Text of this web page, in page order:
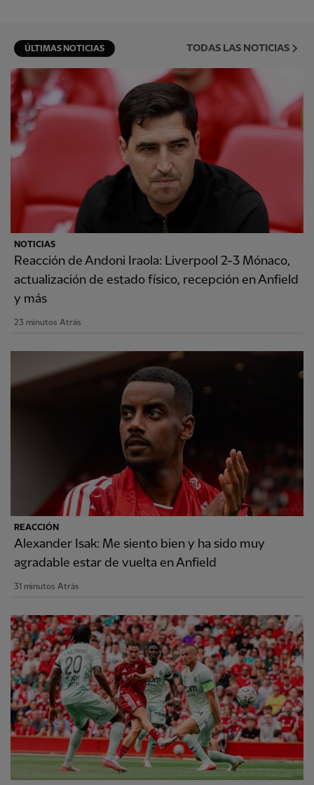
ÚLTIMAS NOTICIAS TODAS LAS NOTICIAS
NOTICIAS
Reacción de Andoni Iraola: Liverpool 2-3 Mónaco,
actualización de estado físico, recepción en Anfield
y más
23 minutos Atrás
REACCIÓN
Alexander Isak: Me siento bien y ha sido muy
agradable estar de vuelta en Anfield
31 minutos Atrás